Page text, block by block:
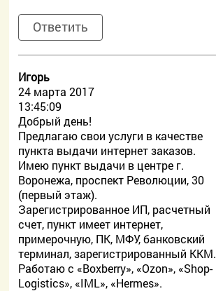
Ответить
Игорь
24 марта 2017
13:45:09
Добрый день!
Предлагаю свои услуги в качестве
пункта выдачи интернет заказов.
Имею пункт выдачи в центре г.
Воронежа, проспект Революции, 30
(первый этаж).
Зарегистрированное ИП, расчетный
счет, пункт имеет интернет,
примерочную, ПК, МФУ, банковский
терминал, зарегистрированный ККМ.
Работаю с «Boxberry», «Ozon», «Shop-
Logistics», «IML», «Hermes».